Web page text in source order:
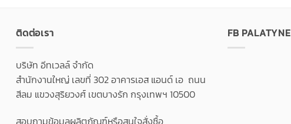
ติดต่อเรา
บริษัท อีทเวลล์ จำกัด
สำนักงานใหญ่ เลขที่ 302 อาคารเอส แอนด์ เอ ถนน
สีลม แขวงสุริยวงศ์ เขตบางรัก กรุงเทพฯ 10500
สอบถามข้อมูลผลิตภัณฑ์หรือสนใจสั่งซื้อ
FB PALATYNE